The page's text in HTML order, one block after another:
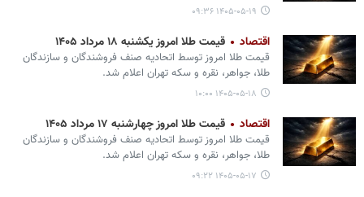
۱۴۰۵-۰۵-۱۹ ۰۹:۳۶
اقتصاد قیمت طلا امروز یکشنبه ۱۸ مرداد ۱۴۰۵
قیمت طلا امروز توسط اتحادیه صنف فروشندگان و سازندگان
طلا، جواهر، نقره و سکه تهران اعلام شد.
۱۴۰۵-۰۵-۱۸ ۱۰:۰۰
اقتصاد قیمت طلا امروز چهارشنبه ۱۷ مرداد ۱۴۰۵
قیمت طلا امروز توسط اتحادیه صنف فروشندگان و سازندگان
طلا، جواهر، نقره و سکه تهران اعلام شد.
۱۴۰۵-۰۵-۱۷ ۰۹:۲۲